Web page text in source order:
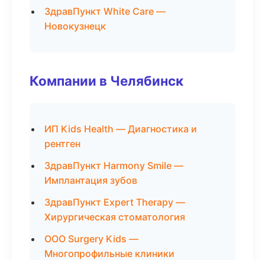
ЗдравПункт White Care —
Новокузнецк
Компании в Челябинск
ИП Kids Health — Диагностика и
рентген
ЗдравПункт Harmony Smile —
Имплантация зубов
ЗдравПункт Expert Therapy —
Хирургическая стоматология
ООО Surgery Kids —
Многопрофильные клиники